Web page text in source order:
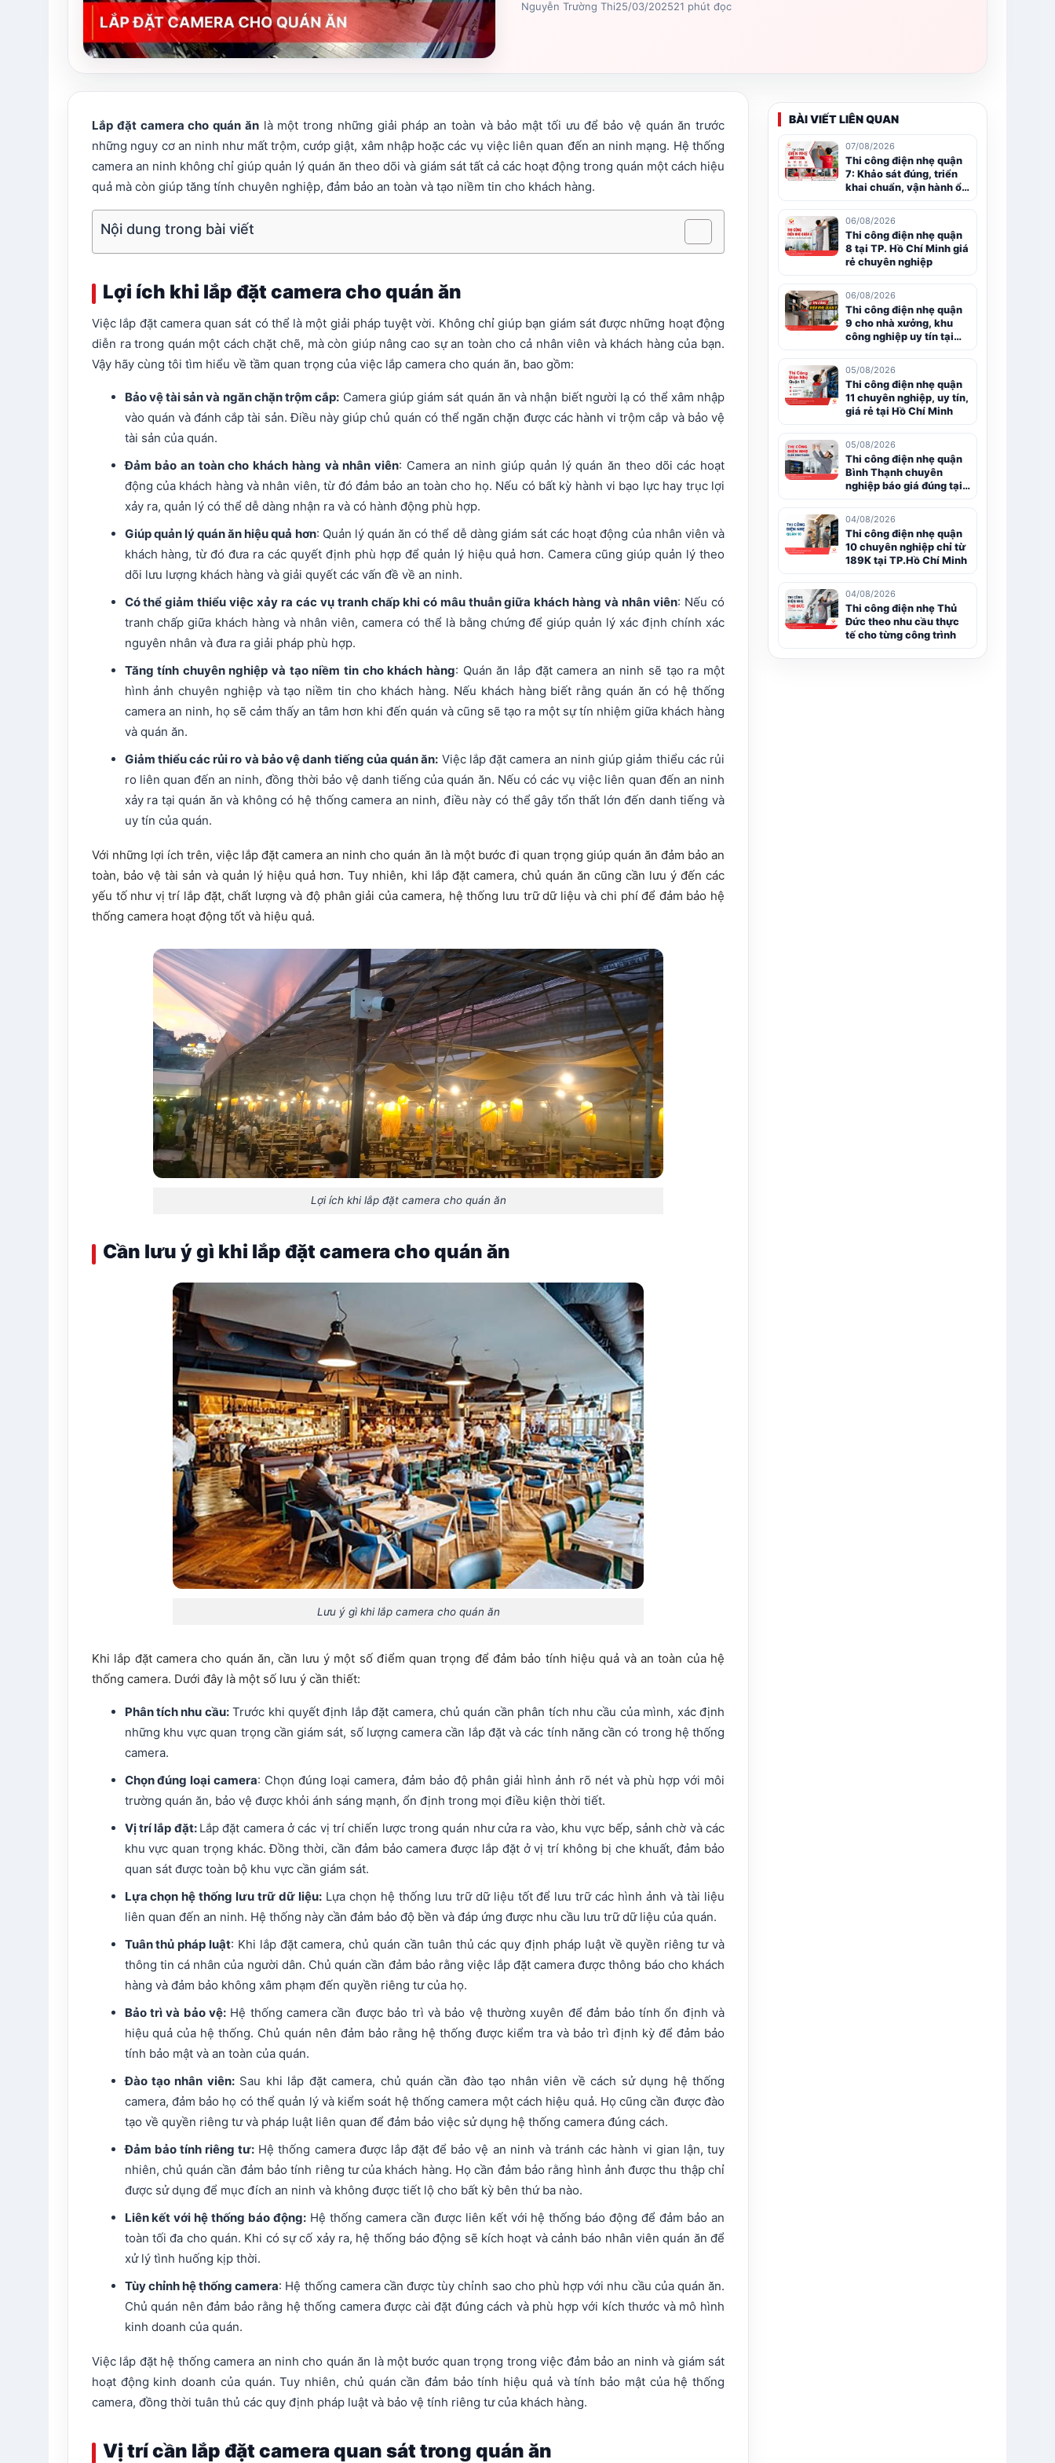
Nguyễn Trường Thi25/03/202521 phút đọc
Lắp đặt camera cho quán ănlà một trong những giải pháp an toàn và bảo mật tối ưu để bảo vệ quán ăn trước
những nguy cơ an ninh như mất trộm, cướp giật, xâm nhập hoặc các vụ việc liên quan đến an ninh mạng. Hệ thống
camera an ninh không chỉ giúp quản lý quán ăn theo dõi và giám sát tất cả các hoạt động trong quán một cách hiệu
quả mà còn giúp tăng tính chuyên nghiệp, đảm bảo an toàn và tạo niềm tin cho khách hàng.
Nội dung trong bài viết
Lợi ích khi lắp đặt camera cho quán ăn
Việc lắp đặt camera quan sát có thể là một giải pháp tuyệt vời. Không chỉ giúp bạn giám sát được những hoạt động
diễn ra trong quán một cách chặt chẽ, mà còn giúp nâng cao sự an toàn cho cả nhân viên và khách hàng của bạn.
Vậy hãy cùng tôi tìm hiểu về tầm quan trọng của việc lắp camera cho quán ăn, bao gồm:
Bảo vệ tài sản và ngăn chặn trộm cắp: Camera giúp giám sát quán ăn và nhận biết người lạ có thể xâm nhập
vào quán và đánh cắp tài sản. Điều này giúp chủ quán có thể ngăn chặn được các hành vi trộm cắp và bảo vệ
tài sản của quán.
Đảm bảo an toàn cho khách hàng và nhân viên: Camera an ninh giúp quản lý quán ăn theo dõi các hoạt
động của khách hàng và nhân viên, từ đó đảm bảo an toàn cho họ. Nếu có bất kỳ hành vi bạo lực hay trục lợi
xảy ra, quản lý có thể dễ dàng nhận ra và có hành động phù hợp.
Giúp quản lý quán ăn hiệu quả hơn: Quản lý quán ăn có thể dễ dàng giám sát các hoạt động của nhân viên và
khách hàng, từ đó đưa ra các quyết định phù hợp để quản lý hiệu quả hơn. Camera cũng giúp quản lý theo
dõi lưu lượng khách hàng và giải quyết các vấn đề về an ninh.
Có thể giảm thiểu việc xảy ra các vụ tranh chấp khi có mâu thuẫn giữa khách hàng và nhân viên: Nếu có
tranh chấp giữa khách hàng và nhân viên, camera có thể là bằng chứng để giúp quản lý xác định chính xác
nguyên nhân và đưa ra giải pháp phù hợp.
Tăng tính chuyên nghiệp và tạo niềm tin cho khách hàng: Quán ăn lắp đặt camera an ninh sẽ tạo ra một
hình ảnh chuyên nghiệp và tạo niềm tin cho khách hàng. Nếu khách hàng biết rằng quán ăn có hệ thống
camera an ninh, họ sẽ cảm thấy an tâm hơn khi đến quán và cũng sẽ tạo ra một sự tín nhiệm giữa khách hàng
và quán ăn.
Giảm thiểu các rủi ro và bảo vệ danh tiếng của quán ăn: Việc lắp đặt camera an ninh giúp giảm thiểu các rủi
ro liên quan đến an ninh, đồng thời bảo vệ danh tiếng của quán ăn. Nếu có các vụ việc liên quan đến an ninh
xảy ra tại quán ăn và không có hệ thống camera an ninh, điều này có thể gây tổn thất lớn đến danh tiếng và
uy tín của quán.
Với những lợi ích trên, việc lắp đặt camera an ninh cho quán ăn là một bước đi quan trọng giúp quán ăn đảm bảo an
toàn, bảo vệ tài sản và quản lý hiệu quả hơn. Tuy nhiên, khi lắp đặt camera, chủ quán ăn cũng cần lưu ý đến các
yếu tố như vị trí lắp đặt, chất lượng và độ phân giải của camera, hệ thống lưu trữ dữ liệu và chi phí để đảm bảo hệ
thống camera hoạt động tốt và hiệu quả.
Lợi ích khi lắp đặt camera cho quán ăn
Cần lưu ý gì khi lắp đặt camera cho quán ăn
Lưu ý gì khi lắp camera cho quán ăn
Khi lắp đặt camera cho quán ăn, cần lưu ý một số điểm quan trọng để đảm bảo tính hiệu quả và an toàn của hệ
thống camera. Dưới đây là một số lưu ý cần thiết:
Phân tích nhu cầu:Trước khi quyết định lắp đặt camera, chủ quán cần phân tích nhu cầu của mình, xác định
những khu vực quan trọng cần giám sát, số lượng camera cần lắp đặt và các tính năng cần có trong hệ thống
camera.
Chọn đúng loại camera: Chọn đúng loại camera, đảm bảo độ phân giải hình ảnh rõ nét và phù hợp với môi
trường quán ăn, bảo vệ được khỏi ánh sáng mạnh, ổn định trong mọi điều kiện thời tiết.
Vị trí lắp đặt: Lắp đặt camera ở các vị trí chiến lược trong quán như cửa ra vào, khu vực bếp, sảnh chờ và các
khu vực quan trọng khác. Đồng thời, cần đảm bảo camera được lắp đặt ở vị trí không bị che khuất, đảm bảo
quan sát được toàn bộ khu vực cần giám sát.
Lựa chọn hệ thống lưu trữ dữ liệu: Lựa chọn hệ thống lưu trữ dữ liệu tốt để lưu trữ các hình ảnh và tài liệu
liên quan đến an ninh. Hệ thống này cần đảm bảo độ bền và đáp ứng được nhu cầu lưu trữ dữ liệu của quán.
Tuân thủ pháp luật: Khi lắp đặt camera, chủ quán cần tuân thủ các quy định pháp luật về quyền riêng tư và
thông tin cá nhân của người dân. Chủ quán cần đảm bảo rằng việc lắp đặt camera được thông báo cho khách
hàng và đảm bảo không xâm phạm đến quyền riêng tư của họ.
Bảo trì và bảo vệ:Hệ thống camera cần được bảo trì và bảo vệ thường xuyên để đảm bảo tính ổn định và
hiệu quả của hệ thống. Chủ quán nên đảm bảo rằng hệ thống được kiểm tra và bảo trì định kỳ để đảm bảo
tính bảo mật và an toàn của quán.
Đào tạo nhân viên:Sau khi lắp đặt camera, chủ quán cần đào tạo nhân viên về cách sử dụng hệ thống
camera, đảm bảo họ có thể quản lý và kiểm soát hệ thống camera một cách hiệu quả. Họ cũng cần được đào
tạo về quyền riêng tư và pháp luật liên quan để đảm bảo việc sử dụng hệ thống camera đúng cách.
Đảm bảo tính riêng tư: Hệ thống camera được lắp đặt để bảo vệ an ninh và tránh các hành vi gian lận, tuy
nhiên, chủ quán cần đảm bảo tính riêng tư của khách hàng. Họ cần đảm bảo rằng hình ảnh được thu thập chỉ
được sử dụng để mục đích an ninh và không được tiết lộ cho bất kỳ bên thứ ba nào.
Liên kết với hệ thống báo động: Hệ thống camera cần được liên kết với hệ thống báo động để đảm bảo an
toàn tối đa cho quán. Khi có sự cố xảy ra, hệ thống báo động sẽ kích hoạt và cảnh báo nhân viên quán ăn để
xử lý tình huống kịp thời.
Tùy chỉnh hệ thống camera: Hệ thống camera cần được tùy chỉnh sao cho phù hợp với nhu cầu của quán ăn.
Chủ quán nên đảm bảo rằng hệ thống camera được cài đặt đúng cách và phù hợp với kích thước và mô hình
kinh doanh của quán.
Việc lắp đặt hệ thống camera an ninh cho quán ăn là một bước quan trọng trong việc đảm bảo an ninh và giám sát
hoạt động kinh doanh của quán. Tuy nhiên, chủ quán cần đảm bảo tính hiệu quả và tính bảo mật của hệ thống
camera, đồng thời tuân thủ các quy định pháp luật và bảo vệ tính riêng tư của khách hàng.
Vị trí cần lắp đặt camera quan sát trong quán ăn
BÀI VIẾT LIÊN QUAN
07/08/2026
Thi công điện nhẹ quận
7: Khảo sát đúng, triển
khai chuẩn, vận hành ổn
06/08/2026
Thi công điện nhẹ quận
8 tại TP. Hồ Chí Minh giá
rẻ chuyên nghiệp
06/08/2026
Thi công điện nhẹ quận
9 cho nhà xưởng, khu
công nghiệp uy tín tại
05/08/2026
Thi công điện nhẹ quận
11 chuyên nghiệp, uy tín,
giá rẻ tại Hồ Chí Minh
05/08/2026
Thi công điện nhẹ quận
Bình Thạnh chuyên
nghiệp báo giá đúng tại
04/08/2026
Thi công điện nhẹ quận
10 chuyên nghiệp chỉ từ
189K tại TP.Hồ Chí Minh
04/08/2026
Thi công điện nhẹ Thủ
Đức theo nhu cầu thực
tế cho từng công trình